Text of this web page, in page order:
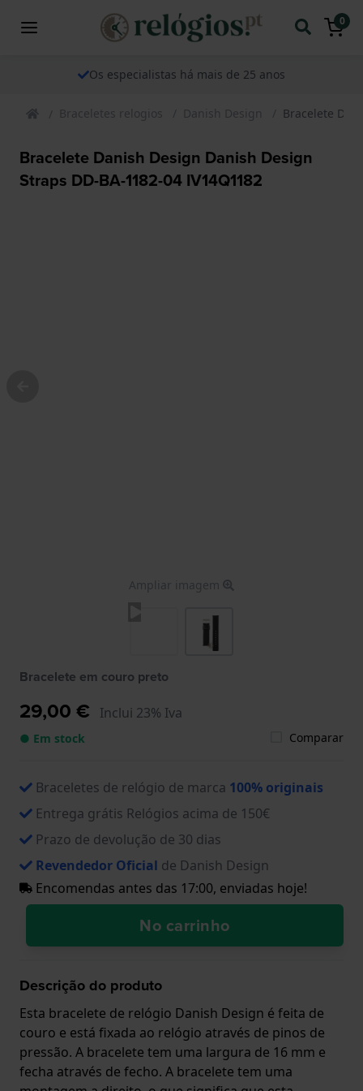
0
Os especialistas há mais de 25 anos
Braceletes relogios Danish Design Bracelete
Bracelete Danish Design Danish Design
Straps DD-BA-1182-04 IV14Q1182
Ampliar imagem
Bracelete em couro preto
29,00 € Inclui 23% Iva
● Em stock Comparar
Braceletes de relógio de marca 100% originais
Entrega grátis Relógios acima de 150€
Prazo de devolução de 30 dias
Revendedor Oficial de Danish Design
Encomendas antes das 17:00, enviadas hoje!
No carrinho
Descrição do produto
Esta bracelete de relógio Danish Design é feita de
couro e está fixada ao relógio através de pinos de
pressão. A bracelete tem uma largura de 16 mm e
fecha através de fecho. A bracelete tem uma